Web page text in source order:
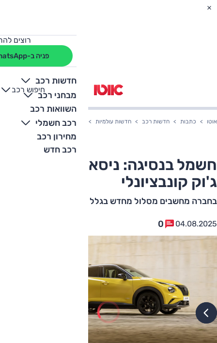
רוצים
פניה ב-WhatsApp
חדשות רכב
מבחני רכב
השוואות רכב
רכב חשמלי
מחירון רכב
רכב חדש
חיפוש רכב
+
-
אוטו כתבות חדשות רכב חדשות עולמיות חשמל בנסיגה: ניסאן שומרת על ג'וק
חשמל בנסיגה: ניסאן שומרת על
ג'וק קונבציונלי
בחברה מחשבים מסלול מחדש בגלל השינוי בהעדפות הקהל
04.08.2025
0